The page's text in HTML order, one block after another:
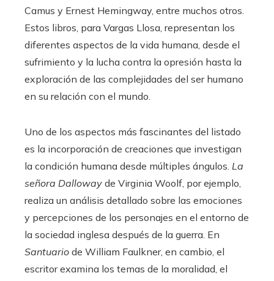
Camus y Ernest Hemingway, entre muchos otros.
Estos libros, para Vargas Llosa, representan los
diferentes aspectos de la vida humana, desde el
sufrimiento y la lucha contra la opresión hasta la
exploración de las complejidades del ser humano
en su relación con el mundo.
Uno de los aspectos más fascinantes del listado
es la incorporación de creaciones que investigan
la condición humana desde múltiples ángulos. La
señora Dalloway de Virginia Woolf, por ejemplo,
realiza un análisis detallado sobre las emociones
y percepciones de los personajes en el entorno de
la sociedad inglesa después de la guerra. En
Santuario de William Faulkner, en cambio, el
escritor examina los temas de la moralidad, el